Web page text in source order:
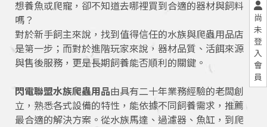
尚
未
登
入
會
員
想養魚或爬寵，卻不知道去哪裡買到合適的器材與飼料
嗎？
對於新手飼主來說，找到值得信任的水族與爬蟲用品店
是第一步；而對於進階玩家來說，器材品質、活餌來源
與售後服務，更是長期飼養能否順利的關鍵。
閃電聯盟水族爬蟲用品由具有二十年業務經驗的老闆創
立，熟悉各式設備的特性，能依據不同飼養需求，推薦
最合適的解決方案。從水族馬達、過濾器、魚缸，到爬